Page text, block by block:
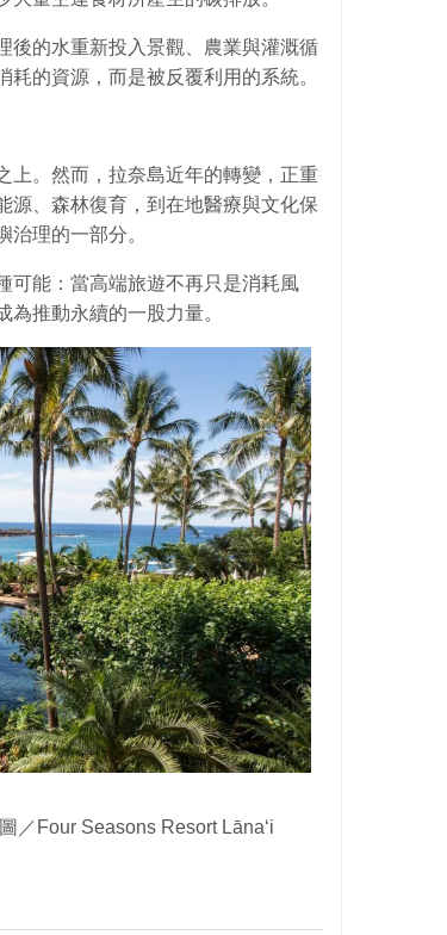
後的水重新投入景觀、農業與灌溉循
的資源，而是被反覆利用的系統。
上。然而，拉奈島近年的轉變，正重
源、森林復育，到在地醫療與文化保
理的一部分。
可能：當高端旅遊不再只是消耗風
推動永續的一股力量。
Four Seasons Resort Lānaʻi